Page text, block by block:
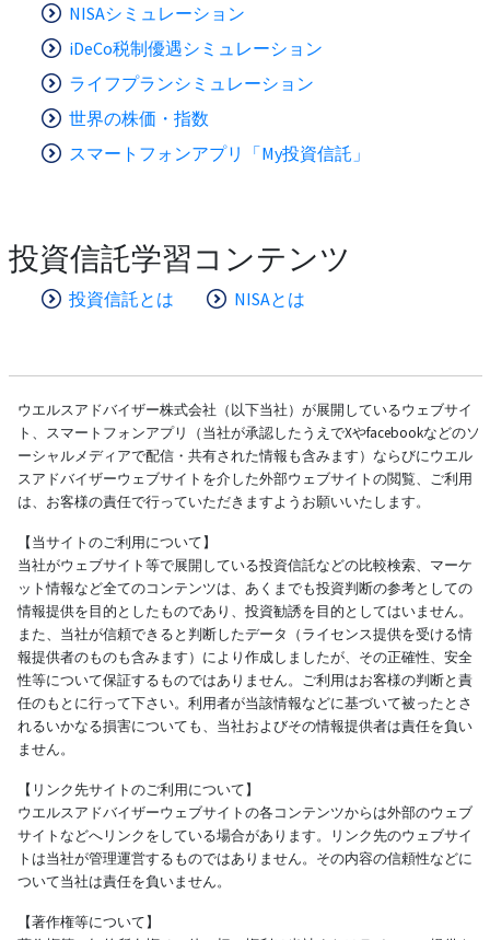
NISAシミュレーション
iDeCo税制優遇シミュレーション
ライフプランシミュレーション
世界の株価・指数
スマートフォンアプリ「My投資信託」
投資信託学習コンテンツ
投資信託とは NISAとは
ウエルスアドバイザー株式会社（以下当社）が展開しているウェブサイ
ト、スマートフォンアプリ（当社が承認したうえでXやfacebookなどのソ
ーシャルメディアで配信・共有された情報も含みます）ならびにウエル
スアドバイザーウェブサイトを介した外部ウェブサイトの閲覧、ご利用
は、お客様の責任で行っていただきますようお願いいたします。
【当サイトのご利用について】
当社がウェブサイト等で展開している投資信託などの比較検索、マーケ
ット情報など全てのコンテンツは、あくまでも投資判断の参考としての
情報提供を目的としたものであり、投資勧誘を目的としてはいません。
また、当社が信頼できると判断したデータ（ライセンス提供を受ける情
報提供者のものも含みます）により作成しましたが、その正確性、安全
性等について保証するものではありません。ご利用はお客様の判断と責
任のもとに行って下さい。利用者が当該情報などに基づいて被ったとさ
れるいかなる損害についても、当社およびその情報提供者は責任を負い
ません。
【リンク先サイトのご利用について】
ウエルスアドバイザーウェブサイトの各コンテンツからは外部のウェブ
サイトなどへリンクをしている場合があります。リンク先のウェブサイ
トは当社が管理運営するものではありません。その内容の信頼性などに
ついて当社は責任を負いません。
【著作権等について】